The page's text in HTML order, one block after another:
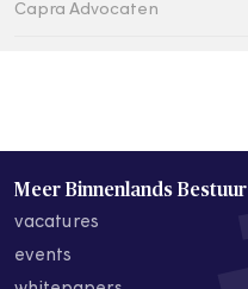
Capra Advocaten
Meer Binnenlands Bestuur
vacatures
events